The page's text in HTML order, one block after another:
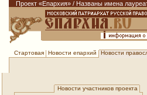
Проект «Епархия» / Названы имена
Стартовая Новости епархий Новости
Новости участников проекта